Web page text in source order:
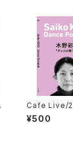
Cafe Live/
彩子 DVD
¥500